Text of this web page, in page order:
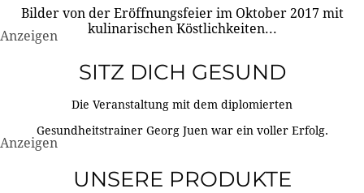
Bilder von der Eröffnungsfeier im Oktober 2017 mit
kulinarischen Köstlichkeiten...
Anzeigen
SITZ DICH GESUND
Die Veranstaltung mit dem diplomierten
Gesundheitstrainer Georg Juen war ein voller Erfolg.
Anzeigen
UNSERE PRODUKTE